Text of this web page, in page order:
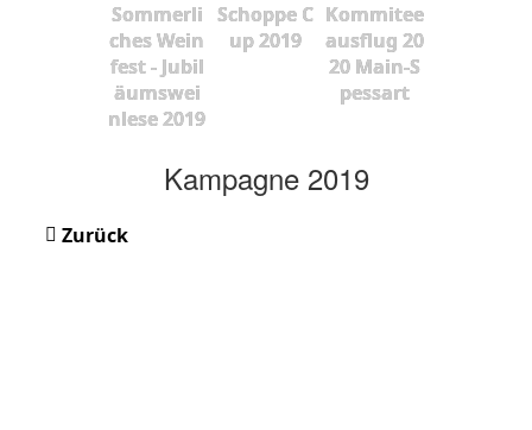
Sommerli
ches Wein
fest - Jubil
äumswei
nlese 2019
Schoppe C
up 2019
Kommitee
ausflug 20
20 Main-S
pessart
Kampagne 2019
Zurück